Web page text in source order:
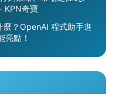
KPN奇寶
？OpenAI 程式助手進
亮點！